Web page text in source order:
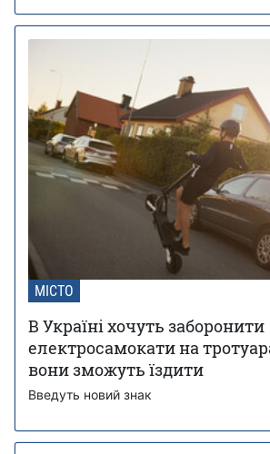
МІСТО
В Україні хочуть заборонити
електросамокати на
вони зможуть їздити
Введуть новий знак